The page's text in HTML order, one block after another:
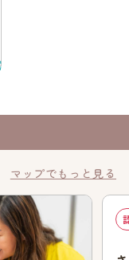
マップでもっと見る